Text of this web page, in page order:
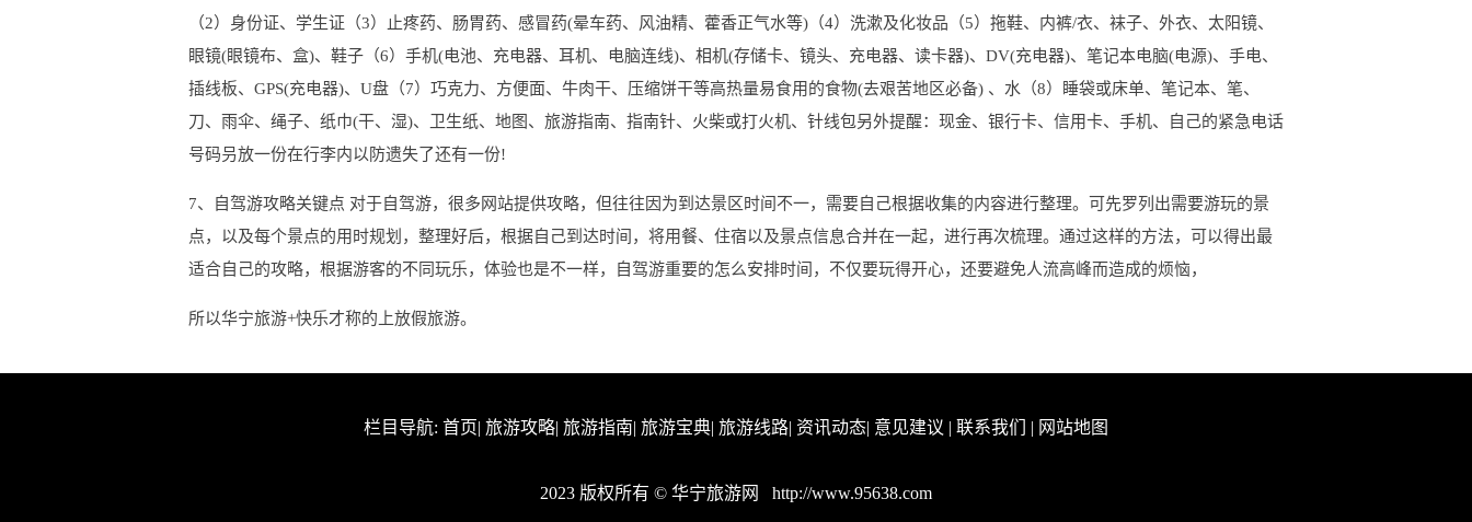
（2）身份证、学生证（3）止疼药、肠胃药、感冒药(晕车药、风油精、藿香正气水等)（4）洗漱及化妆品（5）拖鞋、内裤/衣、袜子、外衣、太阳镜、
眼镜(眼镜布、盒)、鞋子（6）手机(电池、充电器、耳机、电脑连线)、相机(存储卡、镜头、充电器、读卡器)、DV(充电器)、笔记本电脑(电源)、手电、
插线板、GPS(充电器)、U盘（7）巧克力、方便面、牛肉干、压缩饼干等高热量易食用的食物(去艰苦地区必备) 、水（8）睡袋或床单、笔记本、笔、
刀、雨伞、绳子、纸巾(干、湿)、卫生纸、地图、旅游指南、指南针、火柴或打火机、针线包另外提醒：现金、银行卡、信用卡、手机、自己的紧急电话
号码叧放一份在行李内以防遗失了还有一份!
7、自驾游攻略关键点 对于自驾游，很多网站提供攻略，但往往因为到达景区时间不一，需要自己根据收集的内容进行整理。可先罗列出需要游玩的景
点，以及每个景点的用时规划，整理好后，根据自己到达时间，将用餐、住宿以及景点信息合并在一起，进行再次梳理。通过这样的方法，可以得出最
适合自己的攻略，根据游客的不同玩乐，体验也是不一样，自驾游重要的怎么安排时间，不仅要玩得开心，还要避免人流高峰而造成的烦恼，
所以华宁旅游+快乐才称的上放假旅游。
栏目导航: 首页| 旅游攻略| 旅游指南| 旅游宝典| 旅游线路| 资讯动态| 意见建议 | 联系我们 | 网站地图
2023 版权所有 © 华宁旅游网 http://www.95638.com